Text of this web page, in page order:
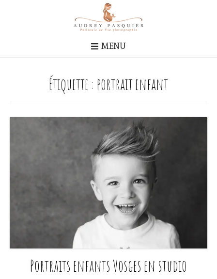
MENU
Étiquette : portrait enfant
Portraits enfants Vosges en studio